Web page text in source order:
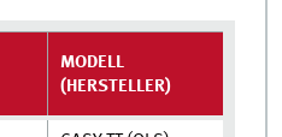
MODELL
(HERSTELLER)